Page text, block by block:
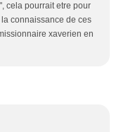
cela pourrait etre pour
connaissance de ces
xaverien en